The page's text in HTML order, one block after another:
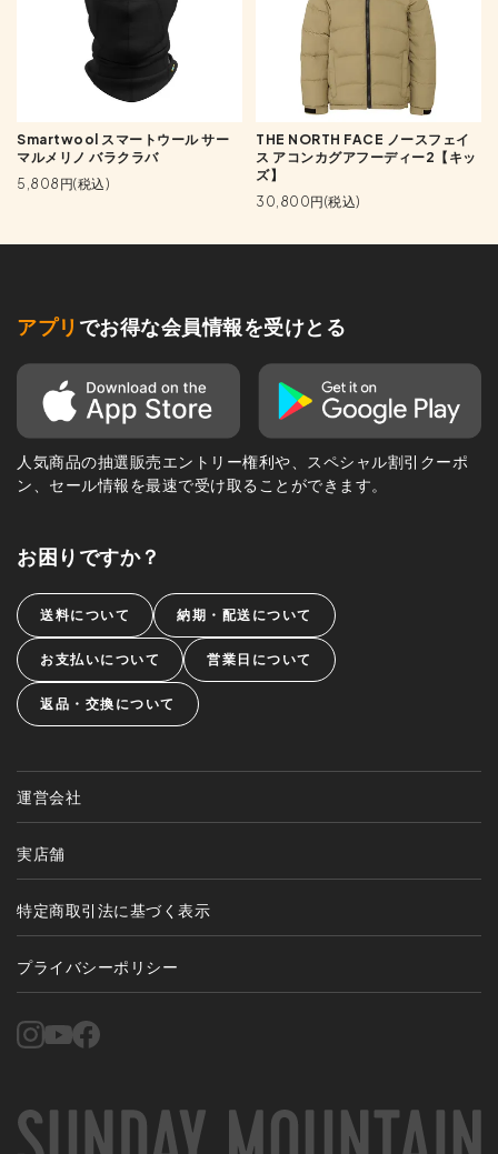
Smartwool スマートウール サー
マルメリノ バラクラバ
5,808円(税込)
THE NORTH FACE ノースフェイ
ス アコンカグアフーディー2【キッ
ズ】
30,800円(税込)
アプリ でお得な会員情報を受けとる
人気商品の抽選販売エントリー権利や、スペシャル割引クーポ
ン、セール情報を最速で受け取ることができます。
お困りですか？
送料について 納期・配送について
お支払いについて 営業日について
返品・交換について
運営会社
実店舗
特定商取引法に基づく表示
プライバシーポリシー